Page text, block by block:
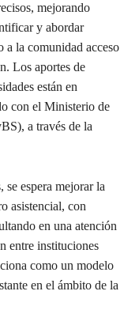
mejorando
y abordar
a la comunidad acceso
Los aportes de
están en
con el Ministerio de
a través de la
espera mejorar la
asistencial, con
en una atención
entre instituciones
como un modelo
en el ámbito de la